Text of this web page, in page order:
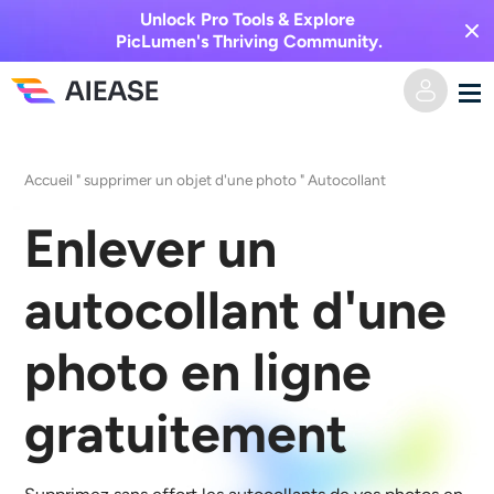
Unlock Pro Tools & Explore
PicLumen's Thriving Community.
Texte en vidéo
De l’image à la vidéo
Effets vidéo
Générateur de baisers IA
Effets vidéo
Texte en image
Outils d’IA
Éditeur et créateur de photos
Prisée
Accueil " supprimer un objet d'une photo "Autocollant
Enlever un
autocollant d'une
photo en ligne
gratuitement